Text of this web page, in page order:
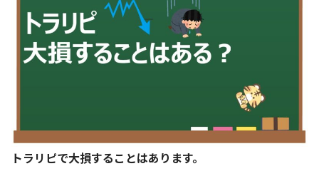
トラリピで大損することはあります。